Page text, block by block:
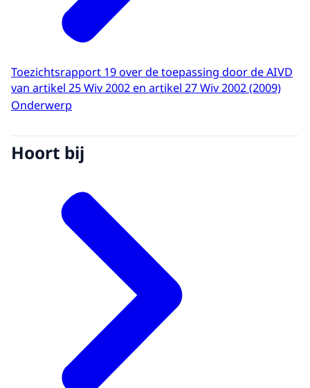
Toezichtsrapport 19 over de toepassing door de AIVD
van artikel 25 Wiv 2002 en artikel 27 Wiv 2002 (2009)
Onderwerp
Hoort bij